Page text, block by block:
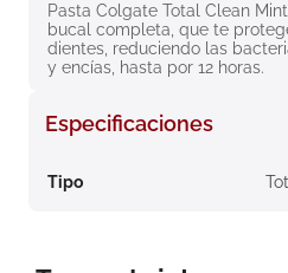
Pasta Colgate Total Clean
bucal completa, que te
dientes, reduciendo las
y encías, hasta por 12 horas.
Especificaciones
Tipo
8. roche posay
9. isdin